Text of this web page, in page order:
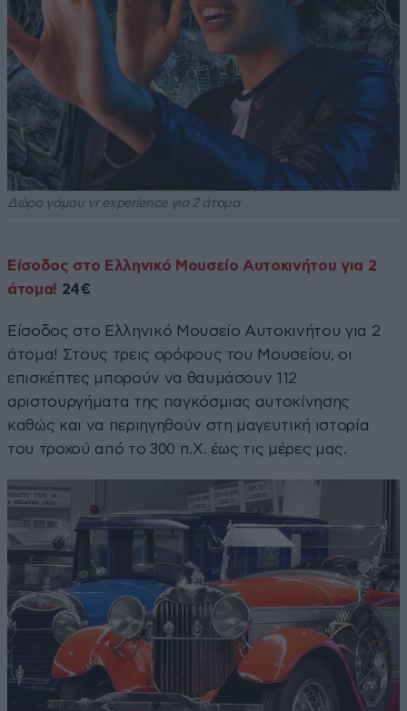
Δώρο γάμου vr experience για 2 άτομα
Είσοδος στο Ελληνικό Μουσείο Αυτοκινήτου για 2
άτομα! 24€
Είσοδος στο Ελληνικό Μουσείο Αυτοκινήτου για 2
άτομα! Στους τρεις ορόφους του Μουσείου, οι
επισκέπτες μπορούν να θαυμάσουν 112
αριστουργήματα της παγκόσμιας αυτοκίνησης
καθώς και να περιηγηθούν στη μαγευτική ιστορία
του τροχού από το 300 π.Χ. έως τις μέρες μας.